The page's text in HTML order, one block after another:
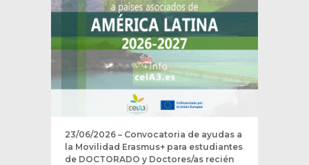
23/06/2026 – Convocatoria de ayudas a
la Movilidad Erasmus+ para estudiantes
de DOCTORADO y Doctores/as recién